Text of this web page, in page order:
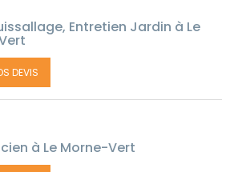
Entretien Jardin à Le
DEVIS
à Le Morne-Vert